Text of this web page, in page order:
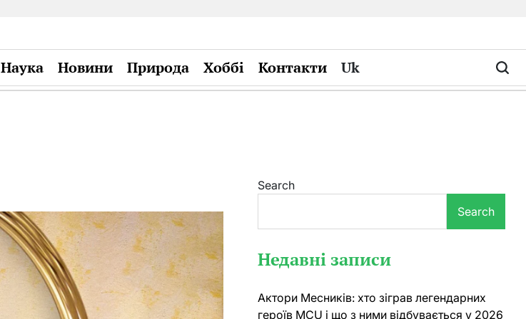
Наука Новини Природа Хоббі Контакти Uk
Search
Search
Недавні записи
Актори Месників: хто зіграв легендарних
героїв MCU і що з ними відбувається у 2026